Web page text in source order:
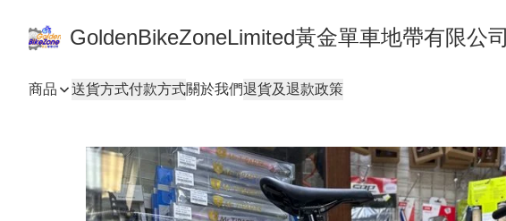
GoldenBikeZoneLimited黃金單車地帶有限公司
商品 送貨方式付款方式關於我們退貨及退款政策